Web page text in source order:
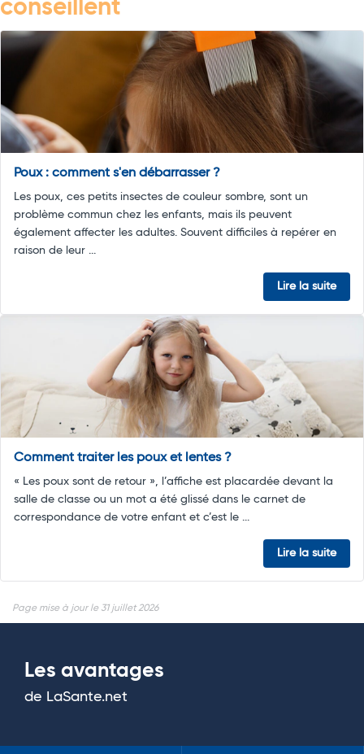
conseillent
Poux : comment s'en débarrasser ?
Les poux, ces petits insectes de couleur sombre, sont un
problème commun chez les enfants, mais ils peuvent
également affecter les adultes. Souvent difficiles à repérer en
raison de leur ...
Lire la suite
Comment traiter les poux et lentes ?
« Les poux sont de retour », l’affiche est placardée devant la
salle de classe ou un mot a été glissé dans le carnet de
correspondance de votre enfant et c’est le ...
Lire la suite
Page mise à jour le 31 juillet 2026
Les avantages
de LaSante.net